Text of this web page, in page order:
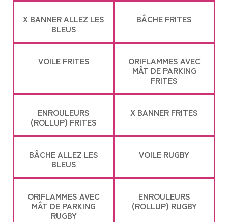
X BANNER ALLEZ LES
BLEUS
BÂCHE FRITES
VOILE FRITES ORIFLAMMES AVEC
MÂT DE PARKING
FRITES
ENROULEURS
(ROLLUP) FRITES
X BANNER FRITES
BÂCHE ALLEZ LES
BLEUS
VOILE RUGBY
ORIFLAMMES AVEC
MÂT DE PARKING
RUGBY
ENROULEURS
(ROLLUP) RUGBY